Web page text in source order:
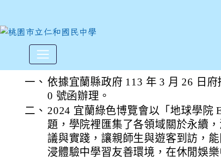
2024宜蘭綠色博覽會訂於
一、 依據宜蘭縣政府 113 年 3 月 26 日
0 號函辦理。
二、 2024 宜蘭綠色博覽會以「地球學院
題，學院裡匯集了各領域關於永續
議與實踐，讓親師生與遊客到訪，
浸體驗中學習友善環境，在休閒娛